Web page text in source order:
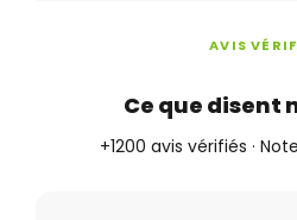
AVIS
Ce que disent
+1200 avis vérifiés ·